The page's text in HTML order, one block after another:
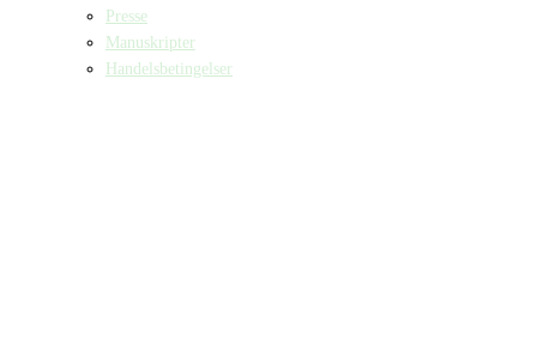
Presse
Manuskripter
Handelsbetingelser